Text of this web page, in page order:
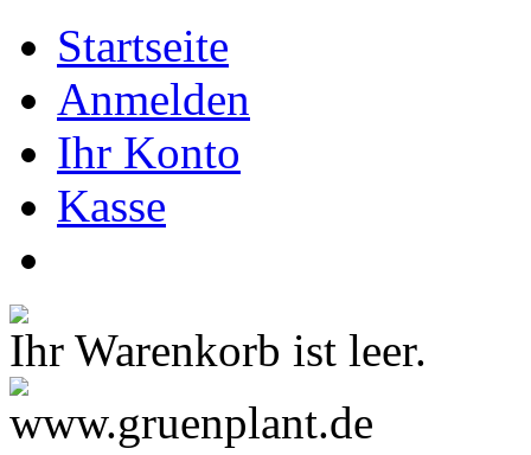
Startseite
Anmelden
Ihr Konto
Kasse
Ihr Warenkorb ist leer.